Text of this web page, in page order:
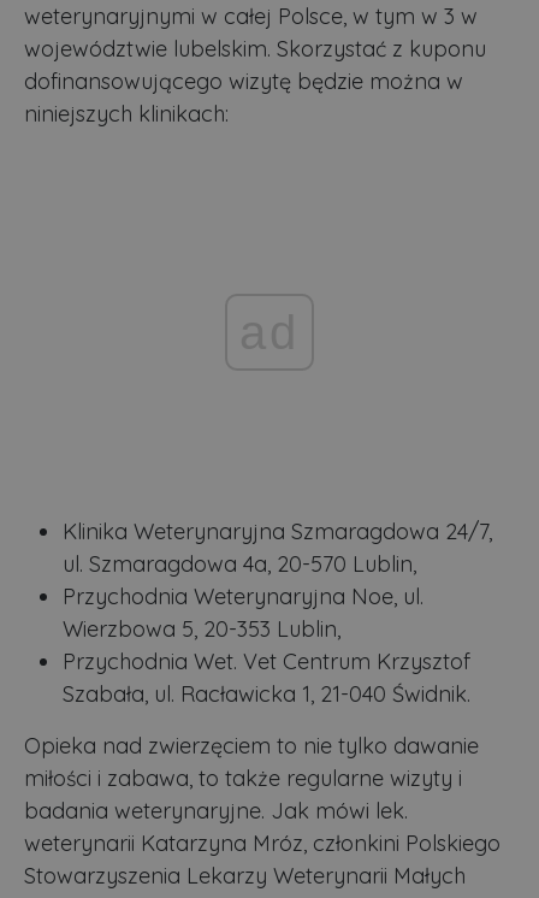
weterynaryjnymi w całej Polsce, w tym w 3 w
województwie lubelskim. Skorzystać z kuponu
dofinansowującego wizytę będzie można w
niniejszych klinikach:
Klinika Weterynaryjna Szmaragdowa 24/7,
ul. Szmaragdowa 4a, 20-570 Lublin,
Przychodnia Weterynaryjna Noe, ul.
Wierzbowa 5, 20-353 Lublin,
Przychodnia Wet. Vet Centrum Krzysztof
Szabała, ul. Racławicka 1, 21-040 Świdnik.
Opieka nad zwierzęciem to nie tylko dawanie
miłości i zabawa, to także regularne wizyty i
badania weterynaryjne. Jak mówi lek.
weterynarii Katarzyna Mróz, członkini Polskiego
Stowarzyszenia Lekarzy Weterynarii Małych